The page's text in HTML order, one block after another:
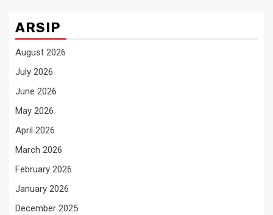
ARSIP
August 2026
July 2026
June 2026
May 2026
April 2026
March 2026
February 2026
January 2026
December 2025